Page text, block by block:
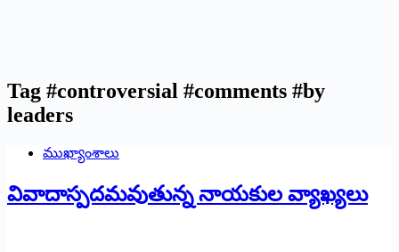
Tag #controversial #comments #by
leaders
ముఖ్యాంశాలు
వివాదాస్ప‌ద‌మవుతున్న నాయకుల వ్యాఖ్యలు